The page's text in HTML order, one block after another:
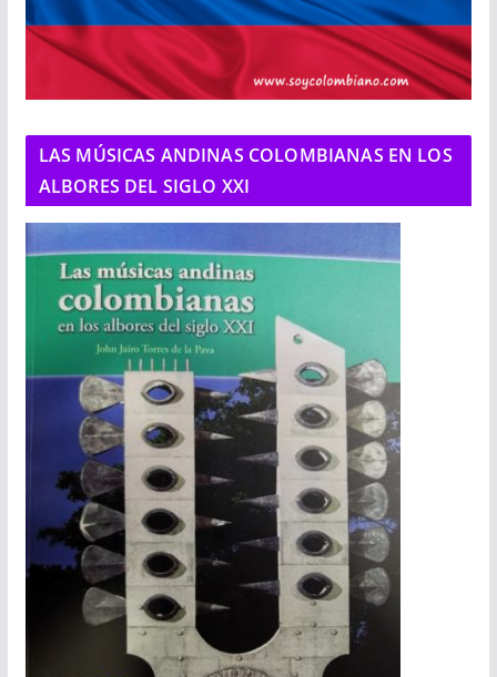
LAS MÚSICAS ANDINAS COLOMBIANAS EN LOS
ALBORES DEL SIGLO XXI